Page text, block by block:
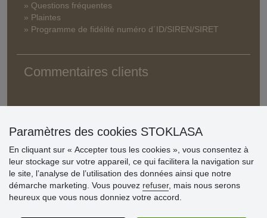
» Questions fréquentes
» Plaintes
» Programme de fidélité numéro d´ID/SIREN/SIRET
Commentaires clients
Paramètres des cookies STOKLASA
En cliquant sur « Accepter tous les cookies », vous consentez à
leur stockage sur votre appareil, ce qui facilitera la navigation sur
le site, l’analyse de l’utilisation des données ainsi que notre
démarche marketing. Vous pouvez refuser, mais nous serons
heureux que vous nous donniez votre accord.